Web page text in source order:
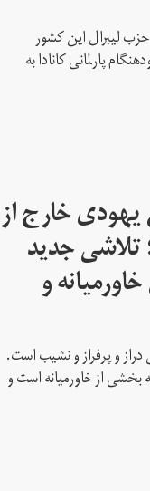
لیبرال این کشور
پارلمانی کانادا به
خارج از
از سال ۱۹۴۵»؛ تلاشی جدید
و
و پرفراز و نشیب است.
بخشی از خاورمیانه است و